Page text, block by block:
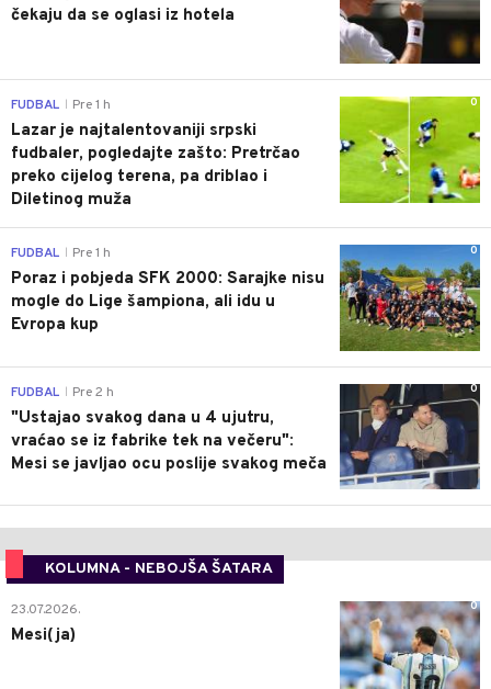
čekaju da se oglasi iz hotela
0
FUDBAL Pre 1 h
Lazar je najtalentovaniji srpski
fudbaler, pogledajte zašto: Pretrčao
preko cijelog terena, pa driblao i
Diletinog muža
0
FUDBAL Pre 1 h
Poraz i pobjeda SFK 2000: Sarajke nisu
mogle do Lige šampiona, ali idu u
Evropa kup
0
FUDBAL Pre 2 h
"Ustajao svakog dana u 4 ujutru,
vraćao se iz fabrike tek na večeru":
Mesi se javljao ocu poslije svakog meča
KOLUMNA - NEBOJŠA ŠATARA
0
23.07.2026.
Mesi(ja)